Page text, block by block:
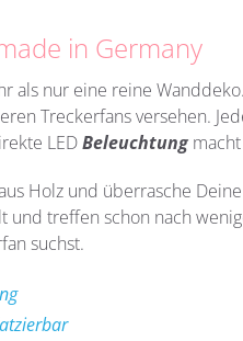
in Germany
als nur eine reine
Treckerfans versehen.
LEDBeleuchtung
Holz und überrasche
treffen schon nach
suchst.